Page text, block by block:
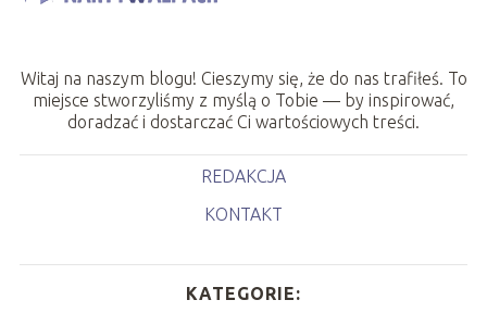
Witaj na naszym blogu! Cieszymy się, że do nas trafiłeś. To
miejsce stworzyliśmy z myślą o Tobie — by inspirować,
doradzać i dostarczać Ci wartościowych treści.
REDAKCJA
KONTAKT
KATEGORIE: